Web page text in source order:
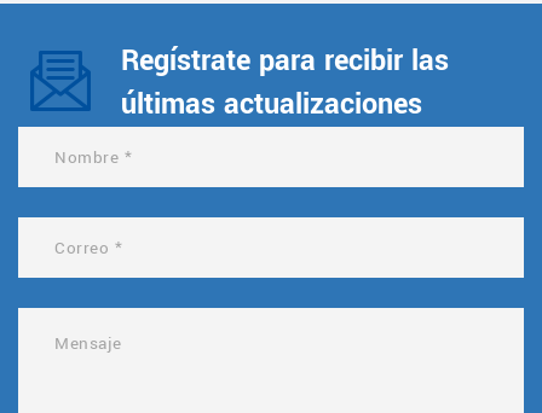
Regístrate para recibir las
últimas actualizaciones